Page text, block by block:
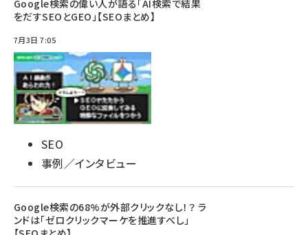
Google検索の偉い人が語る「AI検索で結果
をだすSEOとGEO」【SEOまとめ】
7月3日 7:05
SEO
事例／インタビュー
Google検索の68%が外部クリックなし！？ ラ
ンドは「ゼロクリックマーケを推進すべし」